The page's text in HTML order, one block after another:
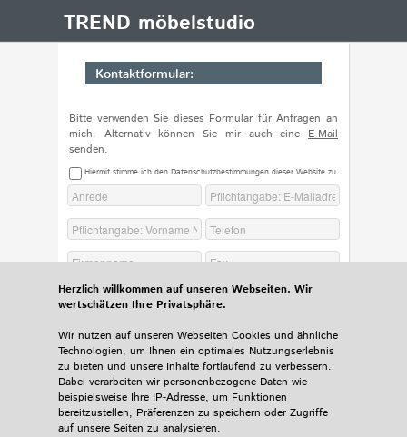
TREND möbelstudio
Kontaktformular:
Bitte verwenden Sie dieses Formular für Anfragen an
mich. Alternativ können Sie mir auch eine E-Mail
senden.
Hiermit stimme ich den Datenschutzbestimmungen dieser Website zu.
Herzlich willkommen auf unseren Webseiten. Wir
wertschätzen Ihre Privatsphäre.
Wir nutzen auf unseren Webseiten Cookies und ähnliche
Technologien, um Ihnen ein optimales Nutzungserlebnis
zu bieten und unsere Inhalte fortlaufend zu verbessern.
Dabei verarbeiten wir personenbezogene Daten wie
beispielsweise Ihre IP-Adresse, um Funktionen
bereitzustellen, Präferenzen zu speichern oder Zugriffe
auf unsere Seiten zu analysieren.